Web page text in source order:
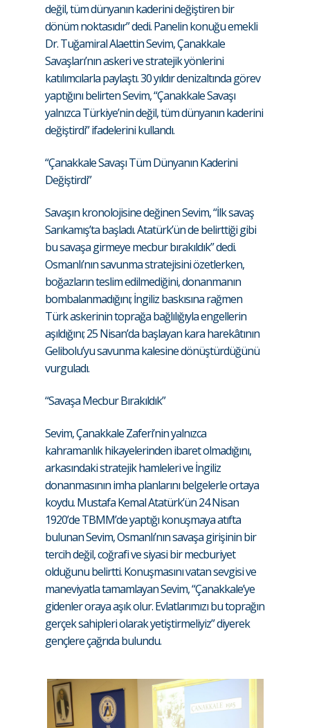
değil, tüm dünyanın kaderini değiştiren bir
dönüm noktasıdır” dedi. Panelin konuğu emekli
Dr. Tuğamiral Alaettin Sevim, Çanakkale
Savaşları’nın askeri ve stratejik yönlerini
katılımcılarla paylaştı. 30 yıldır denizaltında görev
yaptığını belirten Sevim, “Çanakkale Savaşı
yalnızca Türkiye’nin değil, tüm dünyanın kaderini
değiştirdi” ifadelerini kullandı.
“Çanakkale Savaşı Tüm Dünyanın Kaderini
Değiştirdi”
Savaşın kronolojisine değinen Sevim, “İlk savaş
Sarıkamış’ta başladı. Atatürk’ün de belirttiği gibi
bu savaşa girmeye mecbur bırakıldık” dedi.
Osmanlı’nın savunma stratejisini özetlerken,
boğazların teslim edilmediğini, donanmanın
bombalanmadığını; İngiliz baskısına rağmen
Türk askerinin toprağa bağlılığıyla engellerin
aşıldığını; 25 Nisan’da başlayan kara harekâtının
Gelibolu’yu savunma kalesine dönüştürdüğünü
vurguladı.
“Savaşa Mecbur Bırakıldık”
Sevim, Çanakkale Zaferi’nin yalnızca
kahramanlık hikayelerinden ibaret olmadığını,
arkasındaki stratejik hamleleri ve İngiliz
donanmasının imha planlarını belgelerle ortaya
koydu. Mustafa Kemal Atatürk’ün 24 Nisan
1920’de TBMM’de yaptığı konuşmaya atıfta
bulunan Sevim, Osmanlı’nın savaşa girişinin bir
tercih değil, coğrafi ve siyasi bir mecburiyet
olduğunu belirtti. Konuşmasını vatan sevgisi ve
maneviyatla tamamlayan Sevim, “Çanakkale’ye
gidenler oraya aşık olur. Evlatlarımızı bu toprağın
gerçek sahipleri olarak yetiştirmeliyiz” diyerek
gençlere çağrıda bulundu.